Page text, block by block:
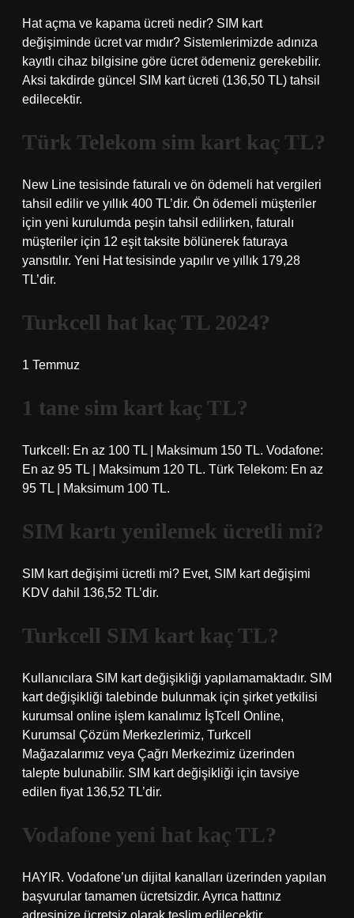
Hat açma ve kapama ücreti nedir? SIM kart
değişiminde ücret var mıdır? Sistemlerimizde adınıza
kayıtlı cihaz bilgisine göre ücret ödemeniz gerekebilir.
Aksi takdirde güncel SIM kart ücreti (136,50 TL) tahsil
edilecektir.
Türk Telekom sim kart kaç TL?
New Line tesisinde faturalı ve ön ödemeli hat vergileri
tahsil edilir ve yıllık 400 TL’dir. Ön ödemeli müşteriler
için yeni kurulumda peşin tahsil edilirken, faturalı
müşteriler için 12 eşit taksite bölünerek faturaya
yansıtılır. Yeni Hat tesisinde yapılır ve yıllık 179,28
TL’dir.
Turkcell hat kaç TL 2024?
1 Temmuz
1 tane sim kart kaç TL?
Turkcell: En az 100 TL | Maksimum 150 TL. Vodafone:
En az 95 TL | Maksimum 120 TL. Türk Telekom: En az
95 TL | Maksimum 100 TL.
SIM kartı yenilemek ücretli mi?
SIM kart değişimi ücretli mi? Evet, SIM kart değişimi
KDV dahil 136,52 TL’dir.
Turkcell SIM kart kaç TL?
Kullanıcılara SIM kart değişikliği yapılamamaktadır. SIM
kart değişikliği talebinde bulunmak için şirket yetkilisi
kurumsal online işlem kanalımız İşTcell Online,
Kurumsal Çözüm Merkezlerimiz, Turkcell
Mağazalarımız veya Çağrı Merkezimiz üzerinden
talepte bulunabilir. SIM kart değişikliği için tavsiye
edilen fiyat 136,52 TL’dir.
Vodafone yeni hat kaç TL?
HAYIR. Vodafone’un dijital kanalları üzerinden yapılan
başvurular tamamen ücretsizdir. Ayrıca hattınız
adresinize ücretsiz olarak teslim edilecektir.